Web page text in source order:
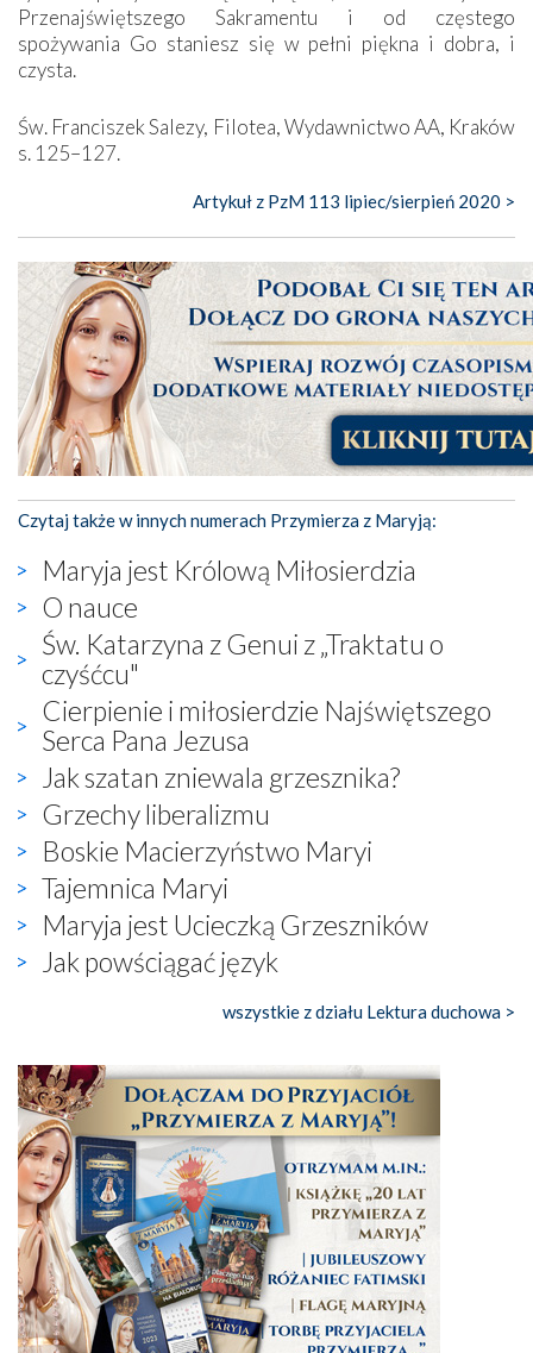
Przenajświętszego Sakramentu i od częstego
spożywania Go staniesz się w pełni piękna i dobra, i
czysta.
Św. Franciszek Salezy, Filotea, Wydawnictwo AA, Kraków
s. 125–127.
Artykuł z PzM 113 lipiec/sierpień 2020 >
Czytaj także w innych numerach Przymierza z Maryją:
Maryja jest Królową Miłosierdzia
O nauce
Św. Katarzyna z Genui z „Traktatu o
czyśćcu"
Cierpienie i miłosierdzie Najświętszego
Serca Pana Jezusa
Jak szatan zniewala grzesznika?
Grzechy liberalizmu
Boskie Macierzyństwo Maryi
Tajemnica Maryi
Maryja jest Ucieczką Grzeszników
Jak powściągać język
wszystkie z działu Lektura duchowa >